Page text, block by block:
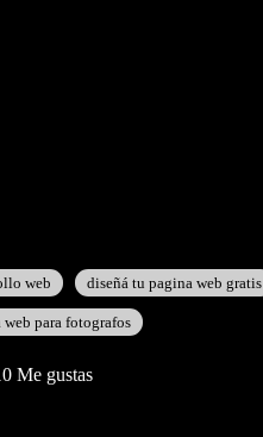
web diseñá tu pagina web gratis
web para fotografos
Me gustas